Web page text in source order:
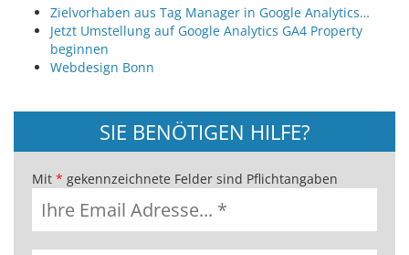
Zielvorhaben aus Tag Manager in Google Analytics…
Jetzt Umstellung auf Google Analytics GA4 Property
beginnen
Webdesign Bonn
SIE BENÖTIGEN HILFE?
Mit * gekennzeichnete Felder sind Pflichtangaben